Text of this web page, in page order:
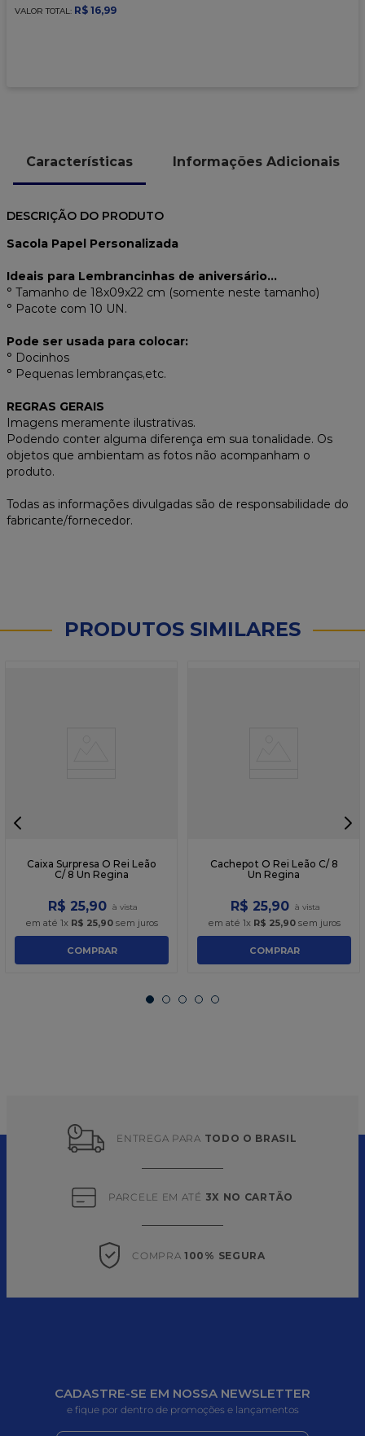
VALOR TOTAL: R$ 16,99
Características Informações Adicionais
DESCRIÇÃO DO PRODUTO
Sacola Papel Personalizada
Ideais para Lembrancinhas de aniversário...
° Tamanho de 18x09x22 cm (somente neste tamanho)
° Pacote com 10 UN.
Pode ser usada para colocar:
° Docinhos
° Pequenas lembranças,etc.
REGRAS GERAIS
Imagens meramente ilustrativas.
Podendo conter alguma diferença em sua tonalidade. Os
objetos que ambientam as fotos não acompanham o
produto.
Todas as informações divulgadas são de responsabilidade do
fabricante/fornecedor.
PRODUTOS SIMILARES
Caixa Surpresa O Rei Leão
C/ 8 Un Regina
R$ 25,90
em até 1x R$ 25,90sem juros
COMPRAR
Cachepot O Rei Leão C/ 8
Un Regina
R$ 25,90
em até 1x R$ 25,90sem juros
COMPRAR
ENTREGA PARA TODO O BRASIL
PARCELE EM ATÉ 3X NO CARTÃO
COMPRA 100% SEGURA
CADASTRE-SE EM NOSSA NEWSLETTER
e fique por dentro de promoções e lançamentos
caixa kraft